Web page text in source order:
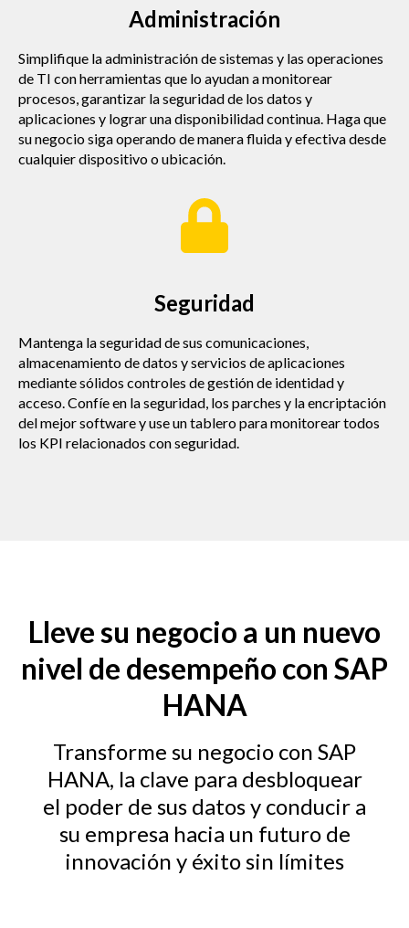
Administración
Simplifique la administración de sistemas y las operaciones
de TI con herramientas que lo ayudan a monitorear
procesos, garantizar la seguridad de los datos y
aplicaciones y lograr una disponibilidad continua. Haga que
su negocio siga operando de manera fluida y efectiva desde
cualquier dispositivo o ubicación.
Seguridad
Mantenga la seguridad de sus comunicaciones,
almacenamiento de datos y servicios de aplicaciones
mediante sólidos controles de gestión de identidad y
acceso. Confíe en la seguridad, los parches y la encriptación
del mejor software y use un tablero para monitorear todos
los KPI relacionados con seguridad.
Lleve su negocio a un nuevo
nivel de desempeño con SAP
HANA
Transforme su negocio con SAP
HANA, la clave para desbloquear
el poder de sus datos y conducir a
su empresa hacia un futuro de
innovación y éxito sin límites